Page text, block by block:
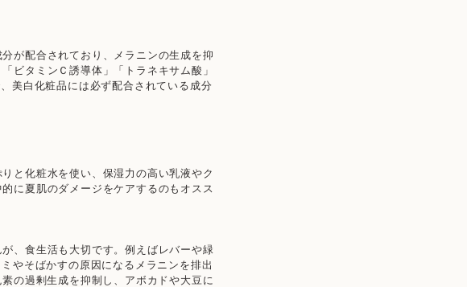
が配合されており、メラニンの生成を抑
ビタミンＣ誘導体」「トラネキサム酸」
美白化粧品には必ず配合されている成分
と化粧水を使い、保湿力の高い乳液やク
に夏肌のダメージをケアするのもオスス
、食生活も大切です。例えばレバーや緑
やそばかすの原因になるメラニンを排出
の過剰生成を抑制し、アボカドや大豆に